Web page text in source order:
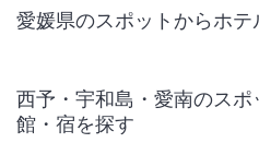
愛媛県のスポットからホ
西予・宇和島・愛南のス
館・宿を探す